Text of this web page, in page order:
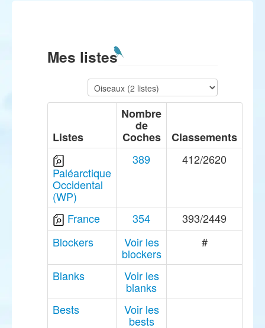
Mes listes
Listes
Nombre
de
Coches Classements
Paléarctique
Occidental
(WP)
389 412/2620
France 354
393/2449
Blockers
Voir les
blockers
#
Blanks Voir les
blanks
Bests
Voir les
bests